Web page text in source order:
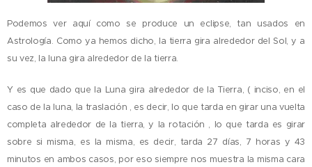
Podemos ver aquí como se produce un eclipse, tan usados en
Astrología. Como ya hemos dicho, la tierra gira alrededor del Sol, y a
su vez, la luna gira alrededor de la tierra.
Y es que dado que la Luna gira alrededor de la Tierra, ( inciso, en el
caso de la luna, la traslación , es decir, lo que tarda en girar una vuelta
completa alrededor de la tierra, y la rotación , lo que tarda es girar
sobre si misma, es la misma, es decir, tarda 27 días, 7 horas y 43
minutos en ambos casos, por eso siempre nos muestra la misma cara